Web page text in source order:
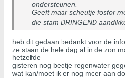
ondersteunen.
Geeft maar scheutje fosfor
die stam DRINGEND
heb dit gedaan bedankt voor de info
ze staan de hele dag al in de zon
hetzelfde
gisteren nog beetje regenwater
wat kan/moet ik er nog meer aan